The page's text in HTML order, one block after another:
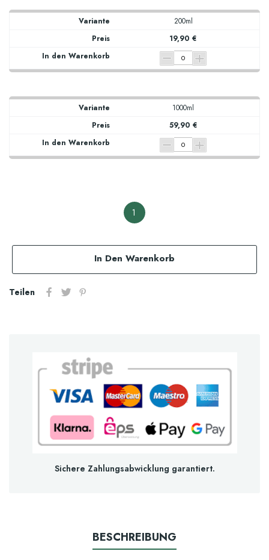
200ml
19,90 €
1000ml
59,90 €
1
In Den Warenkorb
Teilen
Sichere Zahlungsabwicklung garantiert.
BESCHREIBUNG